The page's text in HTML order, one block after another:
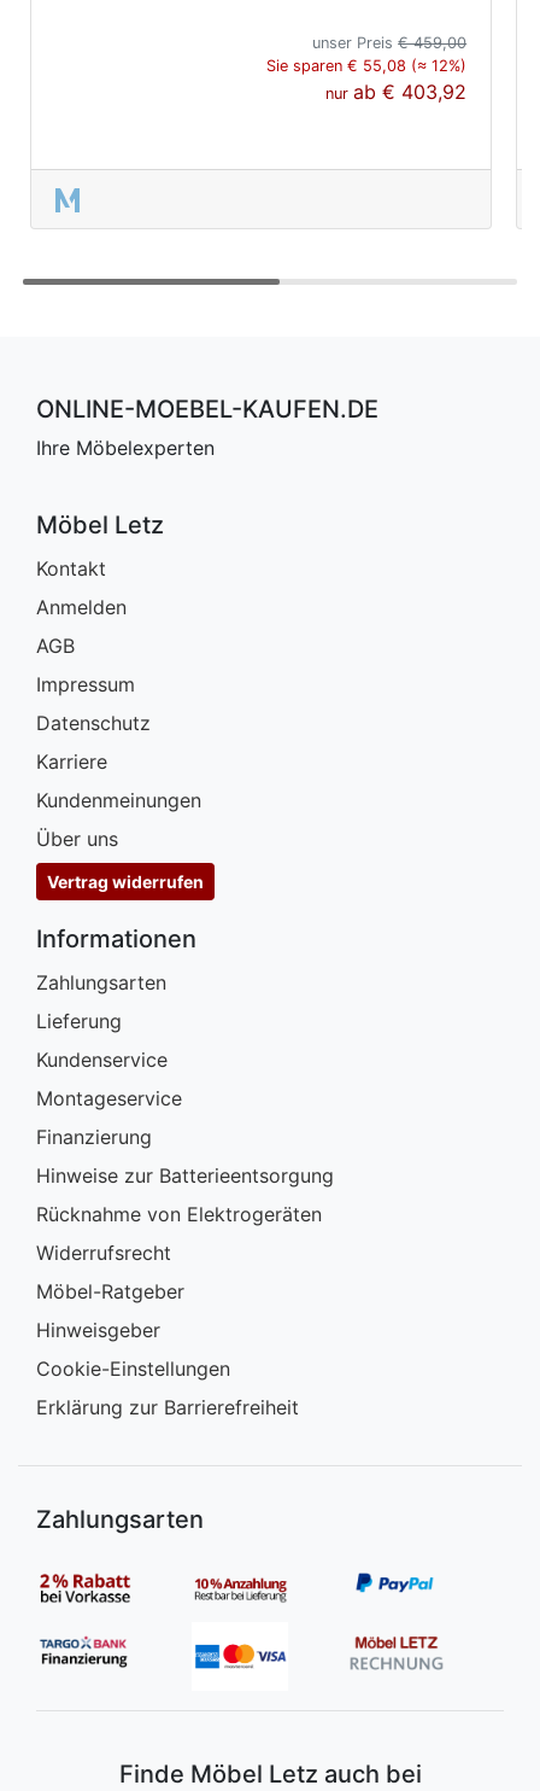
unser Preis€ 459,00
Sie sparen € 55,08 (≈ 12%)
nurab€ 403,92
ONLINE-MOEBEL-KAUFEN.DE
Ihre Möbelexperten
Möbel Letz
Kontakt
Anmelden
AGB
Impressum
Datenschutz
Karriere
Kundenmeinungen
Über uns
Vertrag widerrufen
Informationen
Zahlungsarten
Lieferung
Kundenservice
Montageservice
Finanzierung
Hinweise zur Batterieentsorgung
Rücknahme von Elektrogeräten
Widerrufsrecht
Möbel-Ratgeber
Hinweisgeber
Cookie-Einstellungen
Erklärung zur Barrierefreiheit
Zahlungsarten
Finde Möbel Letz auch bei